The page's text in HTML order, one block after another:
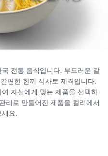
전통 음식입니다. 부드러운 갈
편한 한끼 식사로 제격입니다.
자신에게 맞는 제품을 선택하
리로 만들어진 제품을 컬리에서
세요.